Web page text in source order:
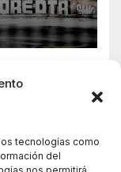
tecnologías como
del